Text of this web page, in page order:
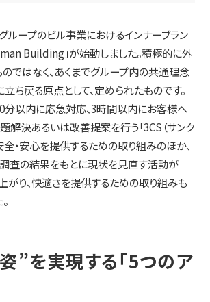
ループのビル事業におけるインナーブラン
Building」が始動しました。積極的に外
ではなく、あくまでグループ内の共通理念
立ち戻る原点として、定められたものです。
分以内に応急対応、3時間以内にお客様へ
解決あるいは改善提案を行う「3CS（サンク
全・安心を提供するための取り組みのほか、
査の結果をもとに現状を見直す活動が
がり、快適さを提供するための取り組みも
”を実現する「5つのア